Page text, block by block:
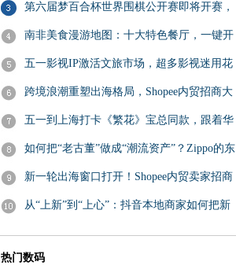
除路人替换背景松弛感
第六届梦百合杯世界围棋公开赛即将开赛，
中外棋手齐聚江苏如皋
南非美食漫游地图：十大特色餐厅，一键开
启味蕾之旅
五一影视IP激活文旅市场，超多影视迷用花
瓣地图一键直达打卡同款
跨境浪潮重塑出海格局，Shopee内贸招商大
会释放多项关键信号
五一到上海打卡《繁花》宝总同款，跟着华
为花瓣地图路线自驾游
如何把“老古董”做成“潮流资产”？Zippo的东
南亚出海之路
新一轮出海窗口打开！Shopee内贸卖家招商
大会邀你入局
从“上新”到“上心”：抖音本地商家如何把新
品发布做成到店增量
热门数码